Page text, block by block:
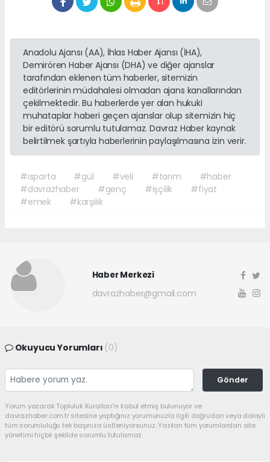
Anadolu Ajansı (AA), İhlas Haber Ajansı (İHA),
Demirören Haber Ajansı (DHA) ve diğer ajanslar
tarafından eklenen tüm haberler, sitemizin
editörlerinin müdahalesi olmadan ajans kanallarından
çekilmektedir. Bu haberlerde yer alan hukuki
muhataplar haberi geçen ajanslar olup sitemizin hiç
bir editörü sorumlu tutulamaz. Davraz Haber kaynak
belirtilmek şartıyla haberlerinin paylaşılmasına izin verir.
#ısparta #gül #veli #tarım
#haber
#davrazhaber
#genç #işçilik
#fiyat
#emek
#karşılık
Haber Merkezi
davrazhaber@gmail.com
Okuyucu Yorumları (0)
Gönder
Yorum yazarak Topluluk Kuralları’nı kabul etmiş bulunuyor ve
davrazhaber.com.tr sitesine yaptığınız yorumunuzla ilgili doğrudan veya dolaylı
tüm sorumluluğu tek başınıza üstleniyorsunuz. Yazılan tüm yorumlardan site
yönetimi hiçbir şekilde sorumlu tutulamaz.